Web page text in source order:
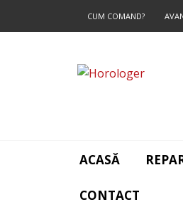
CUM COMAND?
ACASĂ
CONTACT